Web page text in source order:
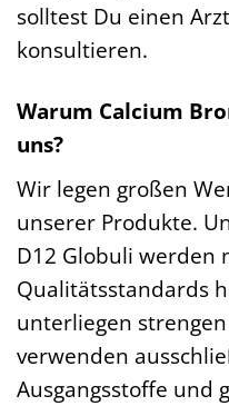
solltest Du einen
konsultieren.
Warum Calcium
uns?
Wir legen großen
unserer Produkte.
D12 Globuli werden
Qualitätsstandards
unterliegen
verwenden
Ausgangsstoffe und